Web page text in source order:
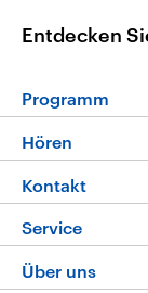
Entdecken
Programm
Die
Neue
Hören
Podcasts
Kontakt
Service
FAQ
Über uns